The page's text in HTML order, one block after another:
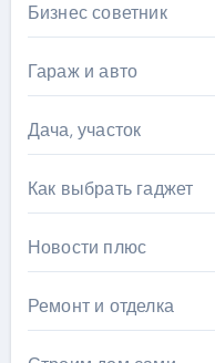
Бизнес советник
Гараж и авто
Дача, участок
Как выбрать гаджет
Новости плюс
Ремонт и отделка